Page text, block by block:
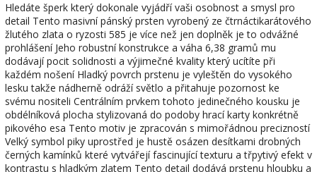
Hledáte šperk který dokonale vyjádří vaši osobnost a smysl pro
detail Tento masivní pánský prsten vyrobený ze čtrnáctikarátového
žlutého zlata o ryzosti 585 je více než jen doplněk je to odvážné
prohlášení Jeho robustní konstrukce a váha 6,38 gramů mu
dodávají pocit solidnosti a výjimečné kvality který ucítíte při
každém nošení Hladký povrch prstenu je vyleštěn do vysokého
lesku takže nádherně odráží světlo a přitahuje pozornost ke
svému nositeli Centrálním prvkem tohoto jedinečného kousku je
obdélníková plocha stylizovaná do podoby hrací karty konkrétně
pikového esa Tento motiv je zpracován s mimořádnou precizností
Velký symbol piky uprostřed je hustě osázen desítkami drobných
černých kamínků které vytvářejí fascinující texturu a třpytivý efekt v
kontrastu s hladkým zlatem Tento detail dodává prstenu hloubku a